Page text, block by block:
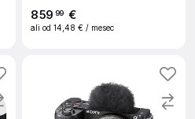
859 99 €
ali od 14,48 € / mesec